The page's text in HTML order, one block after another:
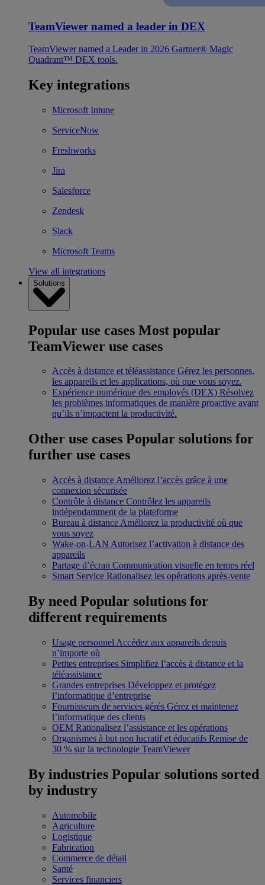
TeamViewer named a leader in DEX
TeamViewer named a Leader in 2026 Gartner® Magic
Quadrant™ DEX tools.
Key integrations
Microsoft Intune
ServiceNow
Freshworks
Jira
Salesforce
Zendesk
Slack
Microsoft Teams
View all integrations
Solutions
Popular use cases Most popular
TeamViewer use cases
Accès à distance et téléassistance Gérez les personnes,
les appareils et les applications, où que vous soyez.
Expérience numérique des employés (DEX) Résolvez
les problèmes informatiques de manière proactive avant
qu’ils n’impactent la productivité.
Other use cases Popular solutions for
further use cases
Accès à distance Améliorez l’accès grâce à une
connexion sécurisée
Contrôle à distance Contrôlez les appareils
indépendamment de la plateforme
Bureau à distance Améliorez la productivité où que
vous soyez
Wake-on-LAN Autorisez l’activation à distance des
appareils
Partage d’écran Communication visuelle en temps réel
Smart Service Rationalisez les opérations après-vente
By need Popular solutions for
different requirements
Usage personnel Accédez aux appareils depuis
n’importe où
Petites entreprises Simplifiez l’accès à distance et la
téléassistance
Grandes entreprises Développez et protégez
l’informatique d’entreprise
Fournisseurs de services gérés Gérez et maintenez
l’informatique des clients
OEM Rationalisez l’assistance et les opérations
Organismes à but non lucratif et éducatifs Remise de
30 % sur la technologie TeamViewer
By industries Popular solutions sorted
by industry
Automobile
Agriculture
Logistique
Fabrication
Commerce de détail
Santé
Services financiers